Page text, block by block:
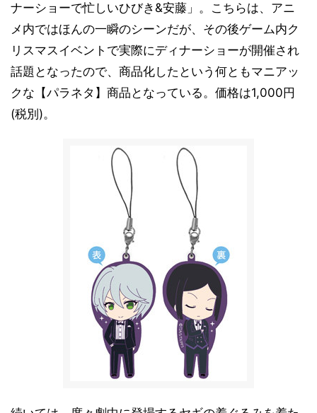
ナーショーで忙しいひびき&安藤」。こちらは、アニ
メ内ではほんの一瞬のシーンだが、その後ゲーム内ク
リスマスイベントで実際にディナーショーが開催され
話題となったので、商品化したという何ともマニアッ
クな【パラネタ】商品となっている。価格は1,000円
(税別)。